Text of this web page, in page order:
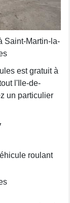
Saint-Martin-la-
est gratuit à
l'Ile-de-
un particulier
roulant